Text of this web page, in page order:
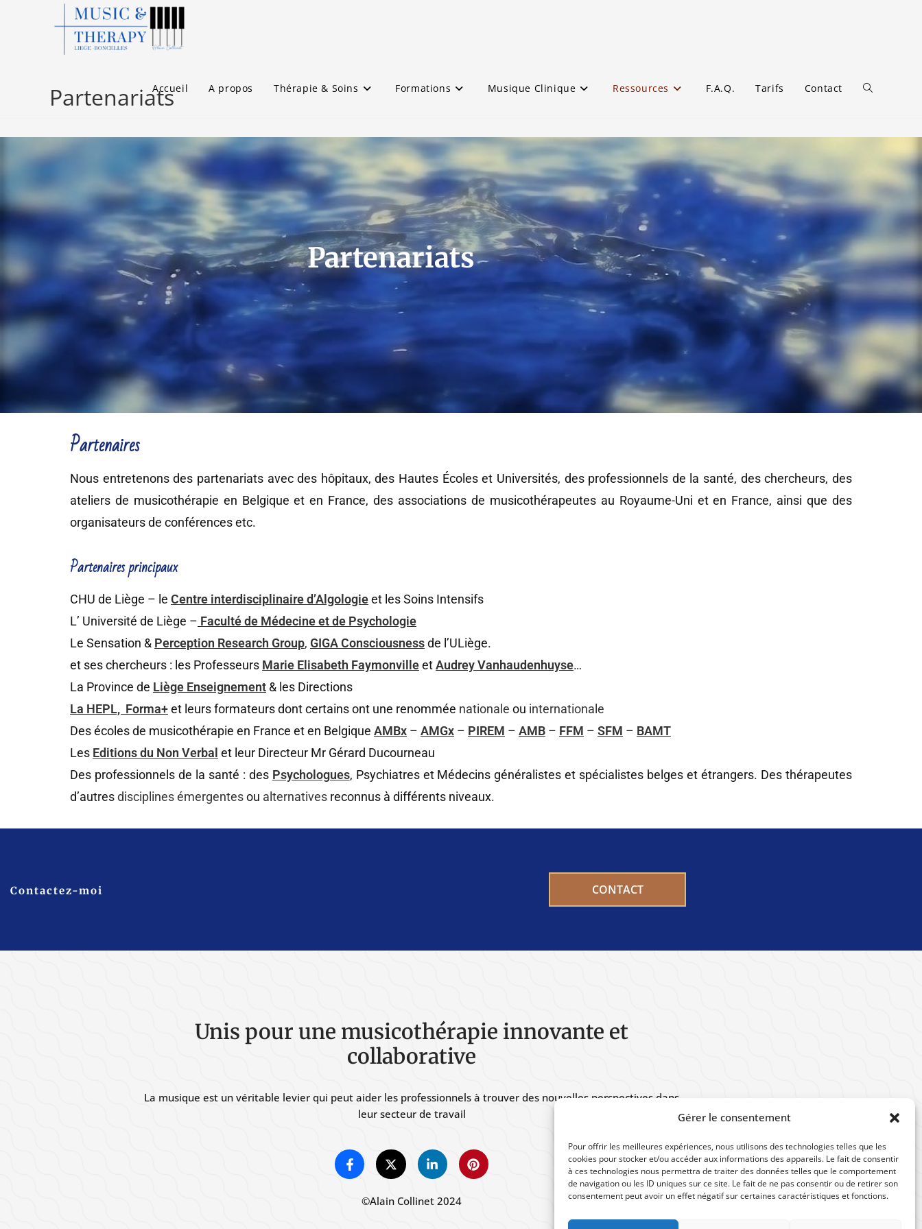
Gérer le consentement
Pour offrir les meilleures expériences, nous utilisons des technologies telles que les
cookies pour stocker et/ou accéder aux informations des appareils. Le fait de consentir
à ces technologies nous permettra de traiter des données telles que le comportement
de navigation ou les ID uniques sur ce site. Le fait de ne pas consentir ou de retirer son
consentement peut avoir un effet négatif sur certaines caractéristiques et fonctions.
Accueil A propos Thérapie & Soins Formations Musique Clinique Ressources F.A.Q. Tarifs Contact
Partenariats
Partenariats
Partenaires
Nous entretenons des partenariats avec des hôpitaux, des Hautes Écoles et Universités, des professionnels de la santé, des chercheurs, des
ateliers de musicothérapie en Belgique et en France, des associations de musicothérapeutes au Royaume-Uni et en France, ainsi que des
organisateurs de conférences etc.
Partenaires principaux
CHU de Liège – le Centre interdisciplinaire d’Algologieet les Soins Intensifs
L’ Université de Liège – Faculté de Médecine et de Psychologie
Le Sensation & Perception Research Group, GIGA Consciousnessde l’ULiège.
et ses chercheurs : les Professeurs Marie Elisabeth FaymonvilleetAudrey Vanhaudenhuyse…
La Province de Liège Enseignement & les Directions
La HEPL, Forma+et leurs formateurs dont certains ont une renommée nationale ou internationale
Des écoles de musicothérapie en France et en Belgique AMBx – AMGx – PIREM – AMB – FFM – SFM – BAMT
Les Editions du Non Verbal et leur Directeur Mr Gérard Ducourneau
Des professionnels de la santé : des Psychologues, Psychiatres et Médecins généralistes et spécialistes belges et étrangers. Des thérapeutes
d’autresdisciplines émergentesou alternatives reconnus à différents niveaux.
Contactez-moi CONTACT
Unis pour une musicothérapie innovante et
collaborative
La musique est un véritable levier qui peut aider les professionnels à trouver des nouvelles perspectives dans
leur secteur de travail
©Alain Collinet 2024